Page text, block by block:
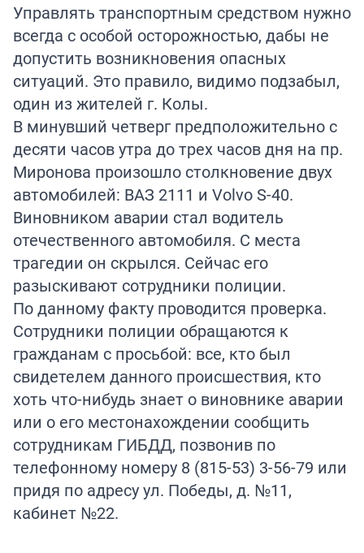
Управлять транспортным средством нужно
всегда с особой осторожностью, дабы не
допустить возникновения опасных
ситуаций. Это правило, видимо подзабыл,
один из жителей г. Колы.
В минувший четверг предположительно с
десяти часов утра до трех часов дня на пр.
Миронова произошло столкновение двух
автомобилей: ВАЗ 2111 и Volvo S-40.
Виновником аварии стал водитель
отечественного автомобиля. С места
трагедии он скрылся. Сейчас его
разыскивают сотрудники полиции.
По данному факту проводится проверка.
Сотрудники полиции обращаются к
гражданам с просьбой: все, кто был
свидетелем данного происшествия, кто
хоть что-нибудь знает о виновнике аварии
или о его местонахождении сообщить
сотрудникам ГИБДД, позвонив по
телефонному номеру 8 (815-53) 3-56-79 или
придя по адресу ул. Победы, д. №11,
кабинет №22.